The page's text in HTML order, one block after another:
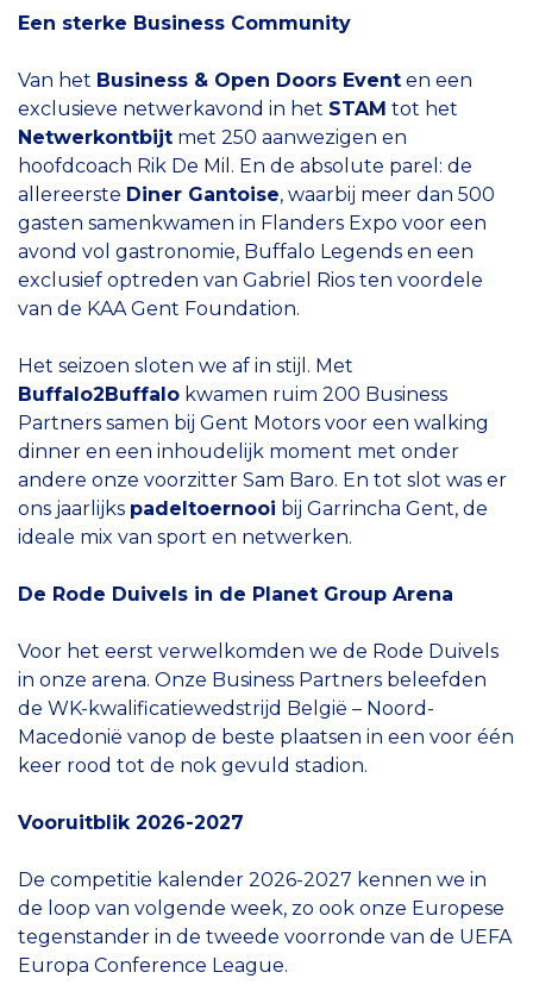
Een sterke Business Community
Van het Business & Open Doors Event en een
exclusieve netwerkavond in het STAM tot het
Netwerkontbijt met 250 aanwezigen en
hoofdcoach Rik De Mil. En de absolute parel: de
allereerste Diner Gantoise, waarbij meer dan 500
gasten samenkwamen in Flanders Expo voor een
avond vol gastronomie, Buffalo Legends en een
exclusief optreden van Gabriel Rios ten voordele
van de KAA Gent Foundation.
Het seizoen sloten we af in stijl. Met
Buffalo2Buffalo kwamen ruim 200 Business
Partners samen bij Gent Motors voor een walking
dinner en een inhoudelijk moment met onder
andere onze voorzitter Sam Baro. En tot slot was er
ons jaarlijks padeltoernooi bij Garrincha Gent, de
ideale mix van sport en netwerken.
De Rode Duivels in de Planet Group Arena
Voor het eerst verwelkomden we de Rode Duivels
in onze arena. Onze Business Partners beleefden
de WK-kwalificatiewedstrijd België – Noord-
Macedonië vanop de beste plaatsen in een voor één
keer rood tot de nok gevuld stadion.
Vooruitblik 2026-2027
De competitie kalender 2026-2027 kennen we in
de loop van volgende week, zo ook onze Europese
tegenstander in de tweede voorronde van de UEFA
Europa Conference League.